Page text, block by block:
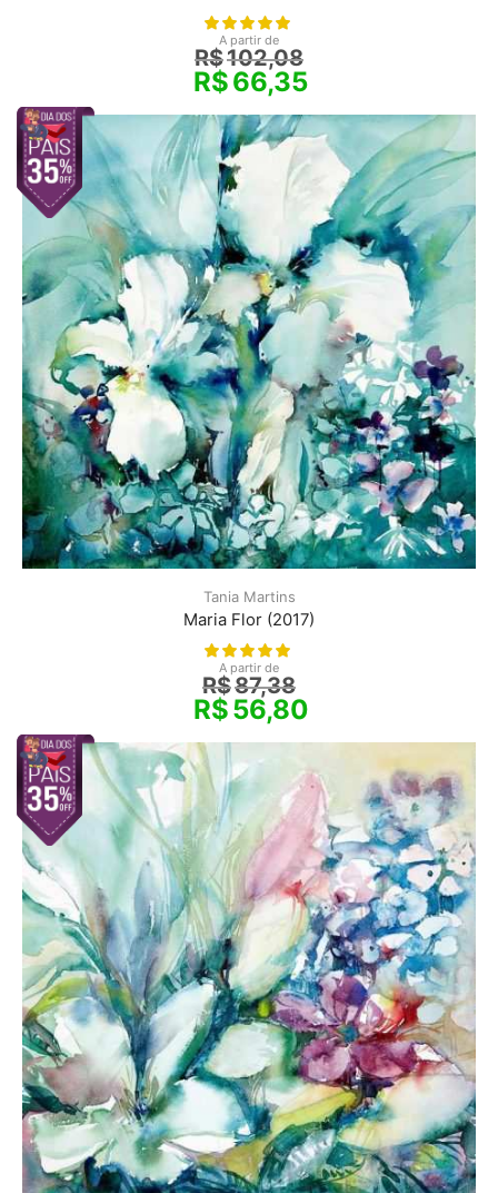
A partir de
R$102,08
R$66,35
Tania Martins
Maria Flor (2017)
A partir de
R$87,38
R$56,80